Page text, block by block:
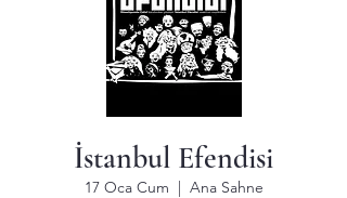
İstanbul Efendisi
17 Oca Cum
  |
Ana Sahne